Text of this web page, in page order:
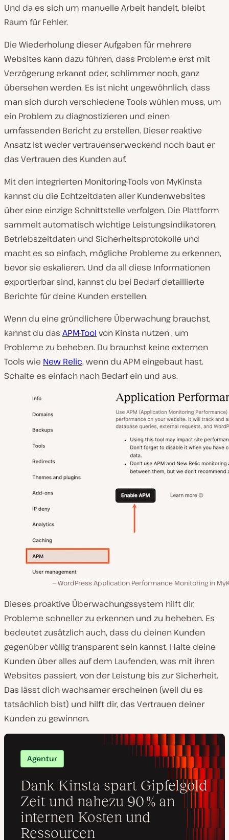
Und da es sich um manuelle Arbeit handelt, bleibt
Raum für Fehler.
Die Wiederholung dieser Aufgaben für mehrere
Websites kann dazu führen, dass Probleme erst mit
Verzögerung erkannt oder, schlimmer noch, ganz
übersehen werden. Es ist nicht ungewöhnlich, dass
man sich durch verschiedene Tools wühlen muss, um
ein Problem zu diagnostizieren und einen
umfassenden Bericht zu erstellen. Dieser reaktive
Ansatz ist weder vertrauenserweckend noch baut er
das Vertrauen des Kunden auf.
Mit den integrierten Monitoring-Tools von MyKinsta
kannst du die Echtzeitdaten aller Kundenwebsites
über eine einzige Schnittstelle verfolgen. Die Plattform
sammelt automatisch wichtige Leistungsindikatoren,
Betriebszeitdaten und Sicherheitsprotokolle und
macht es so einfach, mögliche Probleme zu erkennen,
bevor sie eskalieren. Und da all diese Informationen
exportierbar sind, kannst du bei Bedarf detaillierte
Berichte für deine Kunden erstellen.
Wenn du eine gründlichere Überwachung brauchst,
kannst du das APM-Tool von Kinsta nutzen , um
Probleme zu beheben. Du brauchst keine externen
Tools wie New Relic, wenn du APM eingebaut hast.
Schalte es einfach nach Bedarf ein und aus.
WordPress Application Performance Monitoring in
Dieses proaktive Überwachungssystem hilft dir,
Probleme schneller zu erkennen und zu beheben. Es
bedeutet zusätzlich auch, dass du deinen Kunden
gegenüber völlig transparent sein kannst. Halte deine
Kunden über alles auf dem Laufenden, was mit ihren
Websites passiert, von der Leistung bis zur Sicherheit.
Das lässt dich wachsamer erscheinen (weil du es
tatsächlich bist) und hilft dir, das Vertrauen deiner
Kunden zu gewinnen.